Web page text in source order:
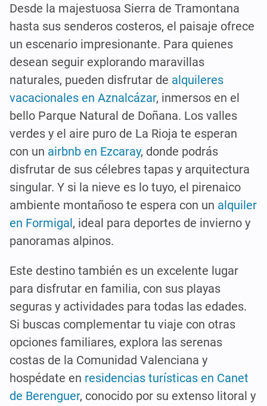
Desde la majestuosa Sierra de Tramontana
hasta sus senderos costeros, el paisaje ofrece
un escenario impresionante. Para quienes
desean seguir explorando maravillas
naturales, pueden disfrutar de alquileres
vacacionales en Aznalcázar, inmersos en el
bello Parque Natural de Doñana. Los valles
verdes y el aire puro de La Rioja te esperan
con un airbnb en Ezcaray, donde podrás
disfrutar de sus célebres tapas y arquitectura
singular. Y si la nieve es lo tuyo, el pirenaico
ambiente montañoso te espera con un alquiler
en Formigal, ideal para deportes de invierno y
panoramas alpinos.
Este destino también es un excelente lugar
para disfrutar en familia, con sus playas
seguras y actividades para todas las edades.
Si buscas complementar tu viaje con otras
opciones familiares, explora las serenas
costas de la Comunidad Valenciana y
hospédate en residencias turísticas en Canet
de Berenguer, conocido por su extenso litoral y